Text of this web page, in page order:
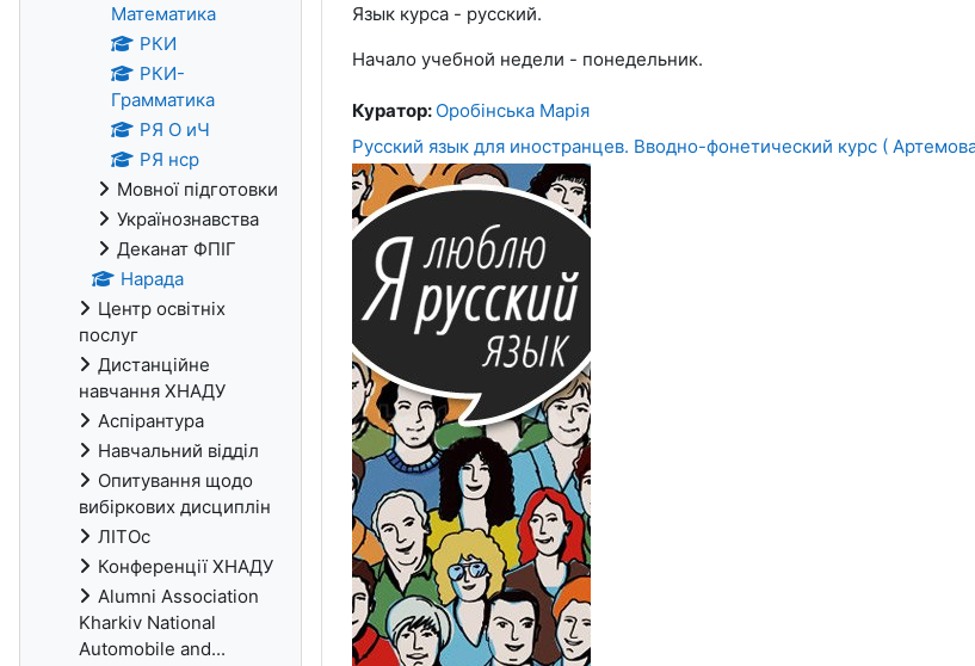
Язык курса - русский.
Начало учебной недели - понедельник.
Куратор: Оробінська Марія
Русский язык для иностранцев. Вводно-фонетический курс (
Математика
РКИ
РКИ-
Грамматика
РЯ О иЧ
РЯ нср
Мовної підготовки
Українознавства
Деканат ФПІГ
Нарада
Центр освітніх
послуг
Дистанційне
навчання ХНАДУ
Аспірантура
Навчальний відділ
Опитування щодо
вибіркових дисциплін
ЛІТОс
Конференції ХНАДУ
Alumni Association
Kharkiv National
Automobile and...